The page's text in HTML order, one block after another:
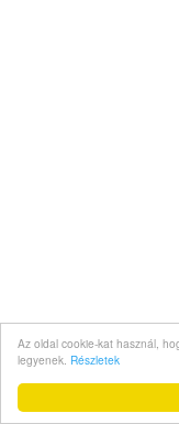
Az oldal cookie-kat használ,
legyenek. Részletek